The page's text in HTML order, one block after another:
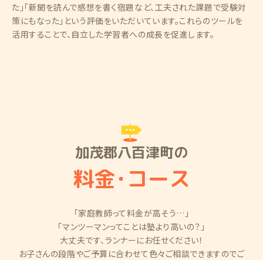
た」「新聞を読んで感想を書く宿題など、工夫された課題で受験対
策にもなった」という評価をいただいています。これらのツールを
活用することで、自立した学習者への成長を促進します。
加茂郡八百津町の
料金・コース
「家庭教師って料金が高そう…」
「マンツーマンってことは塾より高いの？」
大丈夫です、ランナーにお任せください！
お子さんの段階やご予算に合わせて色々ご相談できますのでご